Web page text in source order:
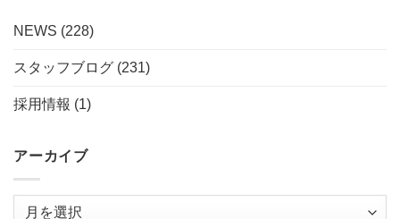
NEWS (228)
スタッフブログ (231)
採用情報 (1)
アーカイブ